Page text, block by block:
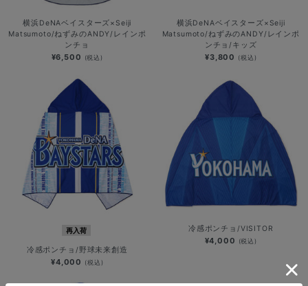
横浜DeNAベイスターズ×Seiji
Matsumoto/ねずみのANDY/レインポ
ンチョ
¥6,500 (税込)
横浜DeNAベイスターズ×Seiji
Matsumoto/ねずみのANDY/レインポ
ンチョ/キッズ
¥3,800 (税込)
再入荷
冷感ポンチョ/野球未来創造
¥4,000 (税込)
冷感ポンチョ/VISITOR
¥4,000 (税込)